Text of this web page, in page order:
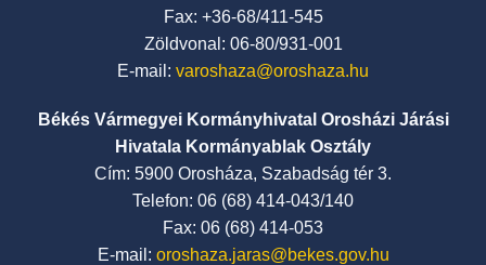
Fax: +36-68/411-545
Zöldvonal: 06-80/931-001
E-mail: varoshaza@oroshaza.hu
Békés Vármegyei Kormányhivatal Orosházi Járási
Hivatala Kormányablak Osztály
Cím: 5900 Orosháza, Szabadság tér 3.
Telefon: 06 (68) 414-043/140
Fax: 06 (68) 414-053
E-mail: oroshaza.jaras@bekes.gov.hu